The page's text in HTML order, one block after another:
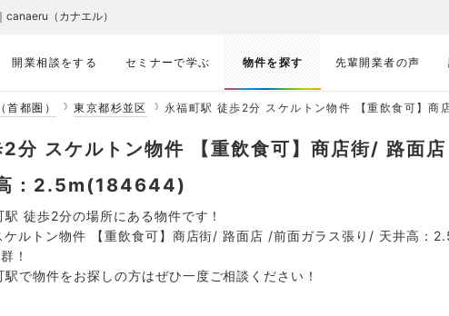
開業相談をする セミナーで学ぶ 物件を探す 先輩開業者の声
canaeru（カナエル）
首都圏） 東京都杉並区 永福町駅 徒歩2分 スケルトン物件 【重飲食可】
分 スケルトン物件 【重飲食可】商店街/ 路面
：2.5m(184644)
徒歩2分の場所にある物件です！
ルトン物件 【重飲食可】商店街/ 路面店 /前面ガラス張り/ 天井高：
！
で物件をお探しの方はぜひ一度ご相談ください！